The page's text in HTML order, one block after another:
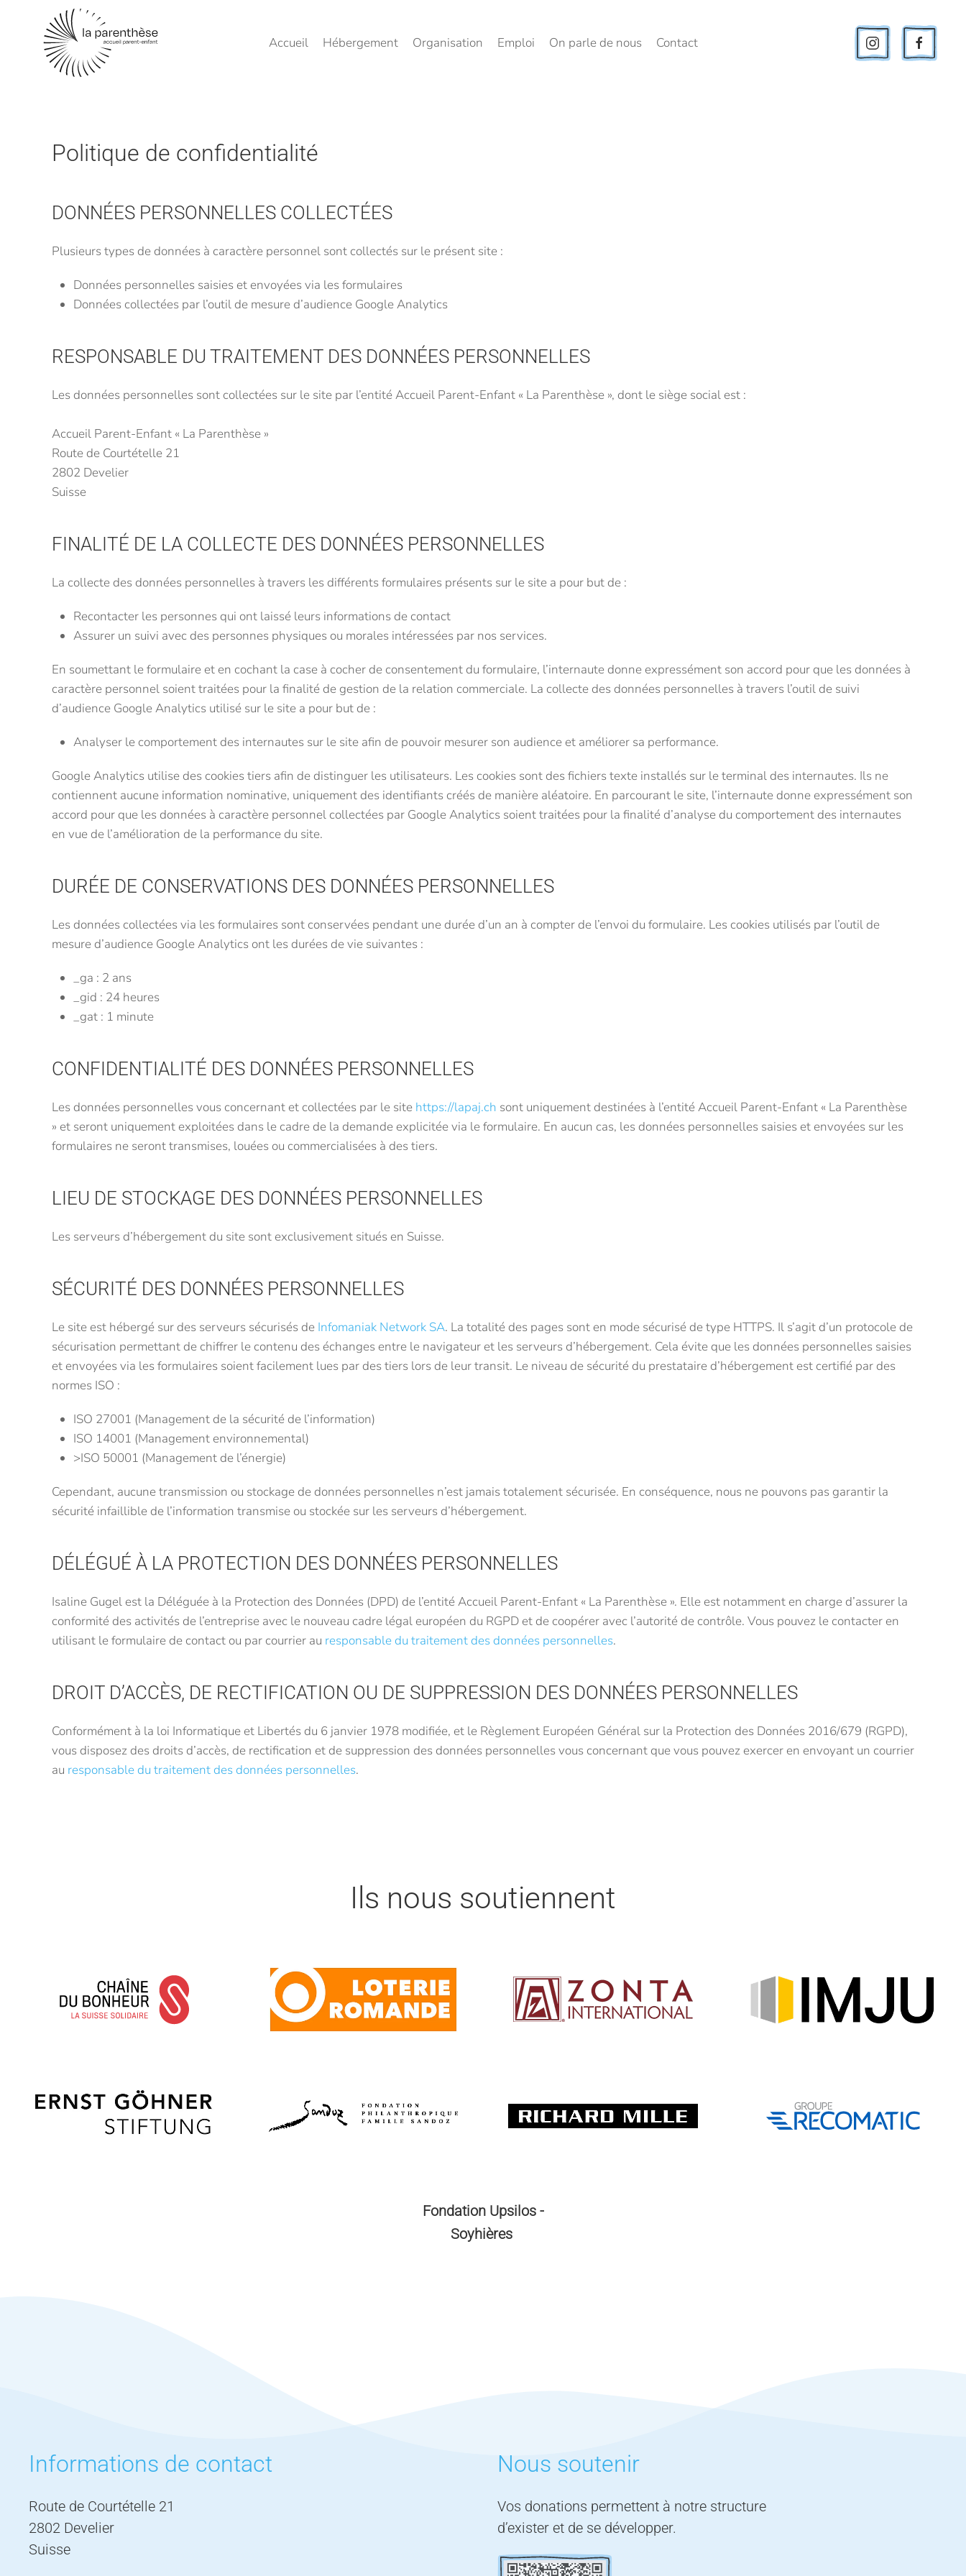
Skip to main content Accueil Hébergement Organisation Emploi On parle de nous Contact
Politique de confidentialité
DONNÉES PERSONNELLES COLLECTÉES
Plusieurs types de données à caractère personnel sont collectés sur le présent site :
Données personnelles saisies et envoyées via les formulaires
Données collectées par l’outil de mesure d’audience Google Analytics
RESPONSABLE DU TRAITEMENT DES DONNÉES PERSONNELLES
Les données personnelles sont collectées sur le site par l’entité Accueil Parent-Enfant « La Parenthèse », dont le siège social est :
Accueil Parent-Enfant « La Parenthèse »
Route de Courtételle 21
2802 Develier
Suisse
FINALITÉ DE LA COLLECTE DES DONNÉES PERSONNELLES
La collecte des données personnelles à travers les différents formulaires présents sur le site a pour but de :
Recontacter les personnes qui ont laissé leurs informations de contact
Assurer un suivi avec des personnes physiques ou morales intéressées par nos services.
En soumettant le formulaire et en cochant la case à cocher de consentement du formulaire, l’internaute donne expressément son accord pour que les données à
caractère personnel soient traitées pour la finalité de gestion de la relation commerciale. La collecte des données personnelles à travers l’outil de suivi
d’audience Google Analytics utilisé sur le site a pour but de :
Analyser le comportement des internautes sur le site afin de pouvoir mesurer son audience et améliorer sa performance.
Google Analytics utilise des cookies tiers afin de distinguer les utilisateurs. Les cookies sont des fichiers texte installés sur le terminal des internautes. Ils ne
contiennent aucune information nominative, uniquement des identifiants créés de manière aléatoire. En parcourant le site, l’internaute donne expressément son
accord pour que les données à caractère personnel collectées par Google Analytics soient traitées pour la finalité d’analyse du comportement des internautes
en vue de l’amélioration de la performance du site.
DURÉE DE CONSERVATIONS DES DONNÉES PERSONNELLES
Les données collectées via les formulaires sont conservées pendant une durée d’un an à compter de l’envoi du formulaire. Les cookies utilisés par l’outil de
mesure d’audience Google Analytics ont les durées de vie suivantes :
_ga : 2 ans
_gid : 24 heures
_gat : 1 minute
CONFIDENTIALITÉ DES DONNÉES PERSONNELLES
Les données personnelles vous concernant et collectées par le site https://lapaj.ch sont uniquement destinées à l’entité Accueil Parent-Enfant « La Parenthèse
» et seront uniquement exploitées dans le cadre de la demande explicitée via le formulaire. En aucun cas, les données personnelles saisies et envoyées sur les
formulaires ne seront transmises, louées ou commercialisées à des tiers.
LIEU DE STOCKAGE DES DONNÉES PERSONNELLES
Les serveurs d’hébergement du site sont exclusivement situés en Suisse.
SÉCURITÉ DES DONNÉES PERSONNELLES
Le site est hébergé sur des serveurs sécurisés de Infomaniak Network SA. La totalité des pages sont en mode sécurisé de type HTTPS. Il s’agit d’un protocole de
sécurisation permettant de chiffrer le contenu des échanges entre le navigateur et les serveurs d’hébergement. Cela évite que les données personnelles saisies
et envoyées via les formulaires soient facilement lues par des tiers lors de leur transit. Le niveau de sécurité du prestataire d’hébergement est certifié par des
normes ISO :
ISO 27001 (Management de la sécurité de l’information)
ISO 14001 (Management environnemental)
>ISO 50001 (Management de l’énergie)
Cependant, aucune transmission ou stockage de données personnelles n’est jamais totalement sécurisée. En conséquence, nous ne pouvons pas garantir la
sécurité infaillible de l’information transmise ou stockée sur les serveurs d’hébergement.
DÉLÉGUÉ À LA PROTECTION DES DONNÉES PERSONNELLES
Isaline Gugel est la Déléguée à la Protection des Données (DPD) de l’entité Accueil Parent-Enfant « La Parenthèse ». Elle est notamment en charge d’assurer la
conformité des activités de l’entreprise avec le nouveau cadre légal européen du RGPD et de coopérer avec l’autorité de contrôle. Vous pouvez le contacter en
utilisant le formulaire de contact ou par courrier au responsable du traitement des données personnelles.
DROIT D’ACCÈS, DE RECTIFICATION OU DE SUPPRESSION DES DONNÉES PERSONNELLES
Conformément à la loi Informatique et Libertés du 6 janvier 1978 modifiée, et le Règlement Européen Général sur la Protection des Données 2016/679 (RGPD),
vous disposez des droits d’accès, de rectification et de suppression des données personnelles vous concernant que vous pouvez exercer en envoyant un courrier
au responsable du traitement des données personnelles.
Ils nous soutiennent
Fondation Upsilos -
Soyhières
Informations de contact
Route de Courtételle 21
2802 Develier
Suisse
Nous soutenir
Vos donations permettent à notre structure
d’exister et de se développer.